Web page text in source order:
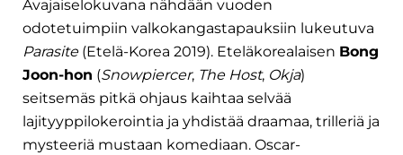
Avajaiselokuvana nähdään vuoden
odotetuimpiin valkokangastapauksiin lukeutuva
Parasite(Etelä-Korea 2019). Eteläkorealaisen Bong
Joon-hon (Snowpiercer, The Host, Okja)
seitsemäs pitkä ohjaus kaihtaa selvää
lajityyppilokerointia ja yhdistää draamaa, trilleriä ja
mysteeriä mustaan komediaan. Oscar-